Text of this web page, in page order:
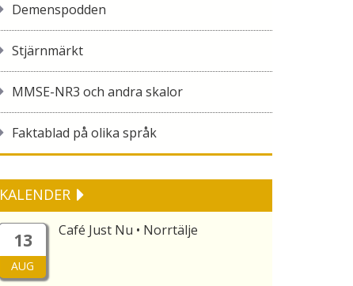
Demenspodden
Stjärnmärkt
MMSE-NR3 och andra skalor
Faktablad på olika språk
KALENDER
13
AUG
Café Just Nu • Norrtälje